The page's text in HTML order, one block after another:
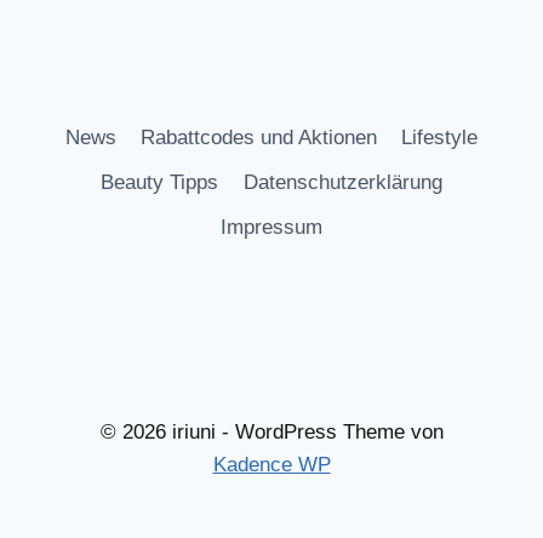
News Rabattcodes und Aktionen
Lifestyle
Beauty Tipps
Datenschutzerklärung
Impressum
© 2026 iriuni - WordPress Theme von
Kadence WP